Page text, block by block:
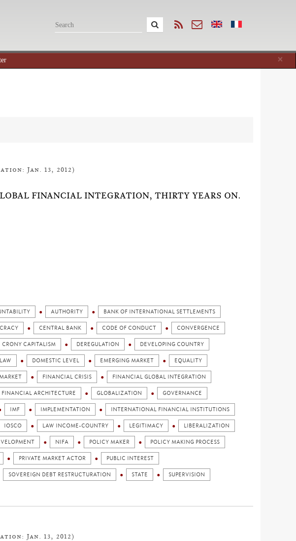
×
Jan. 13, 2012)
FINANCIAL INTEGRATION, THIRTY YEARS ON.
AUTHORITY BANK OF INTERNATIONAL SETTLEMENTS
CENTRAL BANK CODE OF CONDUCT CONVERGENCE
CRONY CAPITALISM DEREGULATION DEVELOPING COUNTRY
DOMESTIC LEVEL EMERGING MARKET EQUALITY
FINANCIAL CRISIS FINANCIAL GLOBAL INTEGRATION
FINANCIAL ARCHITECTURE GLOBALIZATION GOVERNANCE
IMF IMPLEMENTATION INTERNATIONAL FINANCIAL INSTITUTIONS
IOSCO LAW INCOME-COUNTRY LEGITIMACY LIBERALIZATION
NIFA POLICY MAKER POLICY MAKING PROCESS
PRIVATE MARKET ACTOR PUBLIC INTEREST
SOVEREIGN DEBT RESTRUCTURATION STATE SUPERVISION
Jan. 13, 2012)